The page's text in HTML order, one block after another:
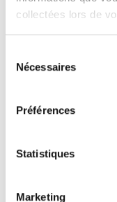
collectées lors de
process your
Nécessaires
Préférences
Statistiques
Marketing
sont la base
processus
ferait gagner,
dans les
les postes :